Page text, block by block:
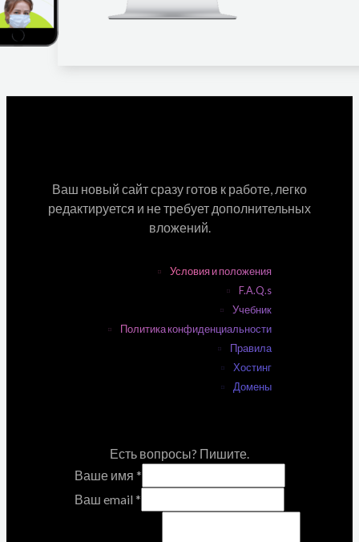
Ваш новый сайт сразу готов к работе, легко
редактируется и не требует дополнительных
вложений.
Условия и положения
F.A.Q.s
Учебник
Политика конфиденциальности
Правила
Хостинг
Домены
Есть вопросы? Пишите.
Ваше имя *
Ваш email *